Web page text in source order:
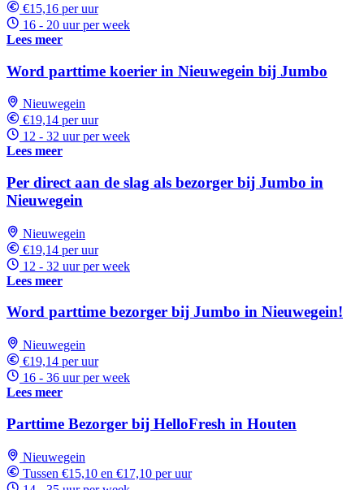
€15,16 per uur
16 - 20 uur per week
Lees meer
Word parttime koerier in Nieuwegein bij Jumbo
Nieuwegein
€19,14 per uur
12 - 32 uur per week
Lees meer
Per direct aan de slag als bezorger bij Jumbo in
Nieuwegein
Nieuwegein
€19,14 per uur
12 - 32 uur per week
Lees meer
Word parttime bezorger bij Jumbo in Nieuwegein!
Nieuwegein
€19,14 per uur
16 - 36 uur per week
Lees meer
Parttime Bezorger bij HelloFresh in Houten
Nieuwegein
Tussen €15,10 en €17,10 per uur